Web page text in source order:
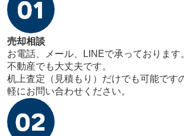
売却相談
お電話、メール、LINEで承っております
不動産でも大丈夫です。
机上査定（見積もり）だけでも可能です
軽にお問い合わせください。